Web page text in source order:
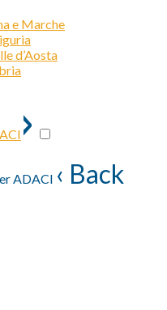
e Marche
d’Aosta
›
ADACI ‹ Back